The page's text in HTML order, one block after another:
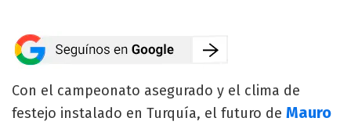
Con el campeonato asegurado y el clima de
festejo instalado en Turquía, el futuro de Mauro